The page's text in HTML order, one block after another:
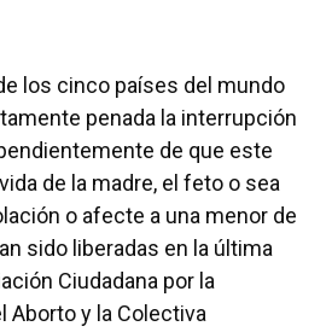
los cinco países del mundo
penada la interrupción
de que este
de la madre, el feto o sea
o afecte a una menor de
sido liberadas en la última
Ciudadana por la
Aborto y la Colectiva